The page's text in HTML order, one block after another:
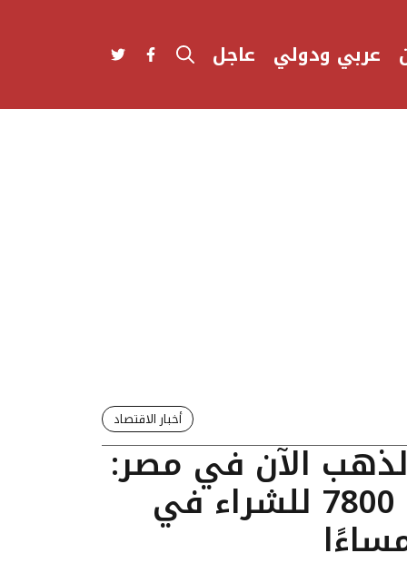
عربي ودولي عاجل
أخبار الاقتصاد
الآن في مصر:
عيار 24 يسجل 7800 للشراء في